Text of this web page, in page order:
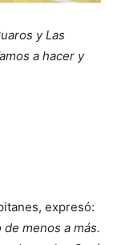
y Las
a hacer y
expresó:
menos a más.